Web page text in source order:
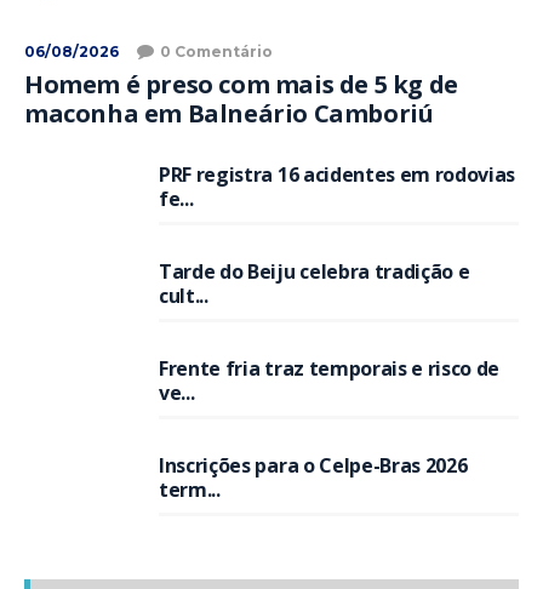
06/08/2026 0 Comentário
Homem é preso com mais de 5 kg de
maconha em Balneário Camboriú
PRF registra 16 acidentes em rodovias
fe...
Tarde do Beiju celebra tradição e
cult...
Frente fria traz temporais e risco de
ve...
Inscrições para o Celpe-Bras 2026
term...